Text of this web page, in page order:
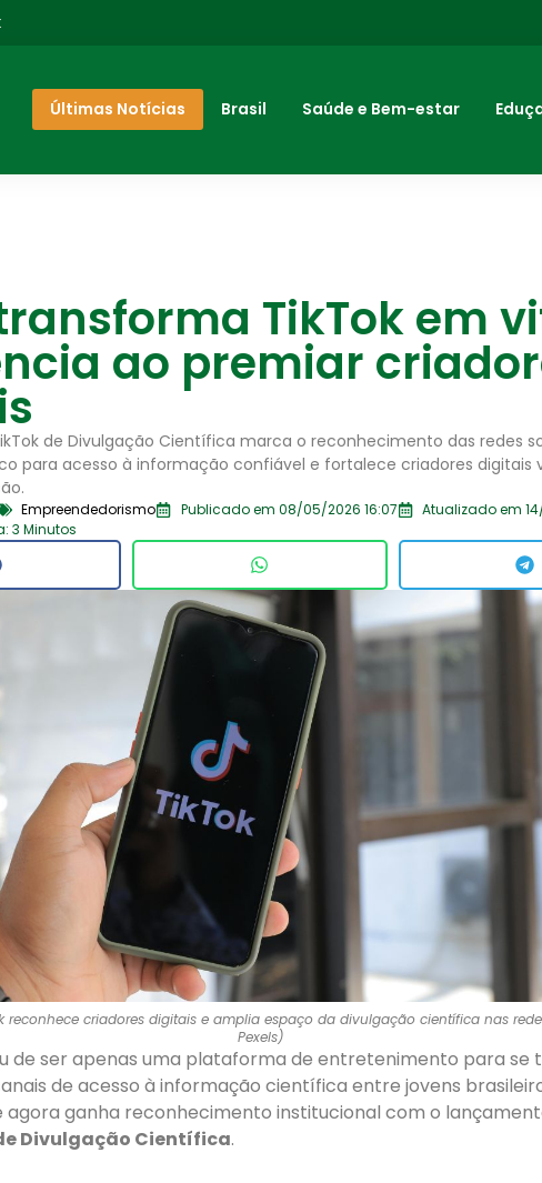
Últimas Notícias Brasil Saúde e Bem-estar
transforma TikTok em
ao premiar
de Divulgação Científica marca o reconhecimento das redes
para acesso à informação confiável e fortalece criadores digitais
Empreendedorismo Publicado em 08/05/2026 16:07
Atualizado em
3 Minutos
reconhece criadores digitais e amplia espaço da divulgação científica nas
Pexels)
de ser apenas uma plataforma de entretenimento para se
de acesso à informação científica entre jovens
agora ganha reconhecimento institucional com o
Divulgação Científica.